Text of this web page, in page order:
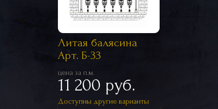
Литая балясина
Арт. Б-33
цена за п.м.
11 200 руб.
Доступны другие варианты